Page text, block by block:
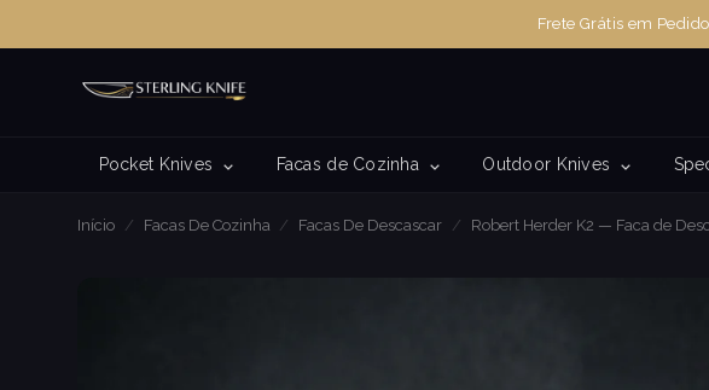
Frete Grátis em
Pocket Knives Facas de Cozinha Outdoor Knives
Início / Facas De Cozinha / Facas De Descascar / Robert Herder K2 — Faca de